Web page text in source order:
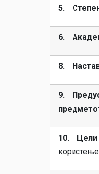
5.
6.
8.
9.
10. Цели